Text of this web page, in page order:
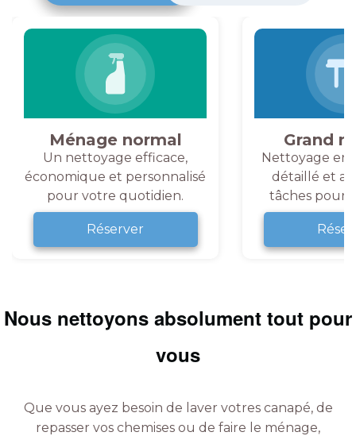
Ménage normal
Un nettoyage efficace,
économique et personnalisé
pour votre quotidien.
Réserver
Grand
Nettoyage en
détaillé et
tâches pour
Nous nettoyons absolument tout pour
vous
Que vous ayez besoin de laver votres canapé, de
repasser vos chemises ou de faire le ménage,